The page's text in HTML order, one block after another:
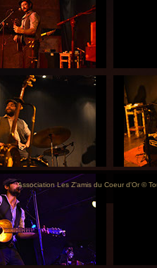
Association Les Z'amis du Coeur d'Or ©